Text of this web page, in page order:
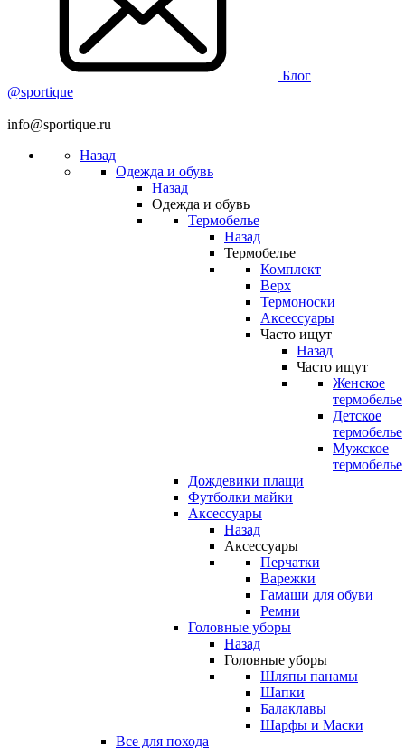
Блог
@sportique
info@sportique.ru
Назад
Одежда и обувь
Назад
Одежда и обувь
Термобелье
Назад
Термобелье
Комплект
Верх
Термоноски
Аксессуары
Часто ищут
Назад
Часто ищут
Женское
термобелье
Детское
термобелье
Мужское
термобелье
Дождевики плащи
Футболки майки
Аксессуары
Назад
Аксессуары
Перчатки
Варежки
Гамаши для обуви
Ремни
Головные уборы
Назад
Головные уборы
Шляпы панамы
Шапки
Балаклавы
Шарфы и Маски
Все для похода